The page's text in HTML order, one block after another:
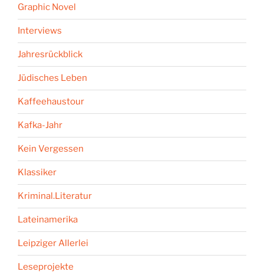
Graphic Novel
Interviews
Jahresrückblick
Jüdisches Leben
Kaffeehaustour
Kafka-Jahr
Kein Vergessen
Klassiker
Kriminal.Literatur
Lateinamerika
Leipziger Allerlei
Leseprojekte